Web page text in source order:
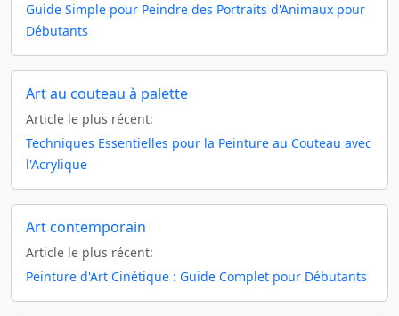
Guide Simple pour Peindre des Portraits d'Animaux pour
Débutants
Art au couteau à palette
Article le plus récent:
Techniques Essentielles pour la Peinture au Couteau avec
l'Acrylique
Art contemporain
Article le plus récent:
Peinture d'Art Cinétique : Guide Complet pour Débutants